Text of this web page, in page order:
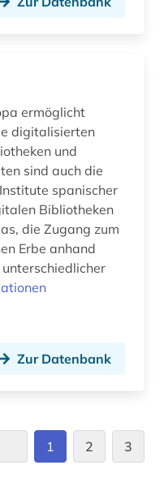
ermöglicht
digitalisierten
und
sind auch die
spanischer
Bibliotheken
die Zugang zum
Erbe anhand
Zur Datenbank
1 2 3